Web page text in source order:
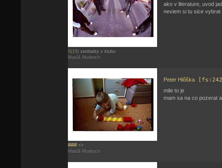
S(10) zenitarky z klubu
Matúš Mudroch
ako v literature, uvod
neviem si tu sice
### <>
Matúš Mudroch
Peter Hlôška
mile to je
mam sa na co pozerat